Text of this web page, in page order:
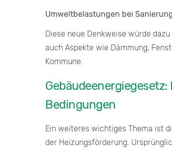
Umweltbelastungen bei
Diese neue Denkweise würde
auch Aspekte wie Dämmung,
Kommune.
Bedingungen
Ein weiteres wichtiges Thema ist
der Heizungsförderung.